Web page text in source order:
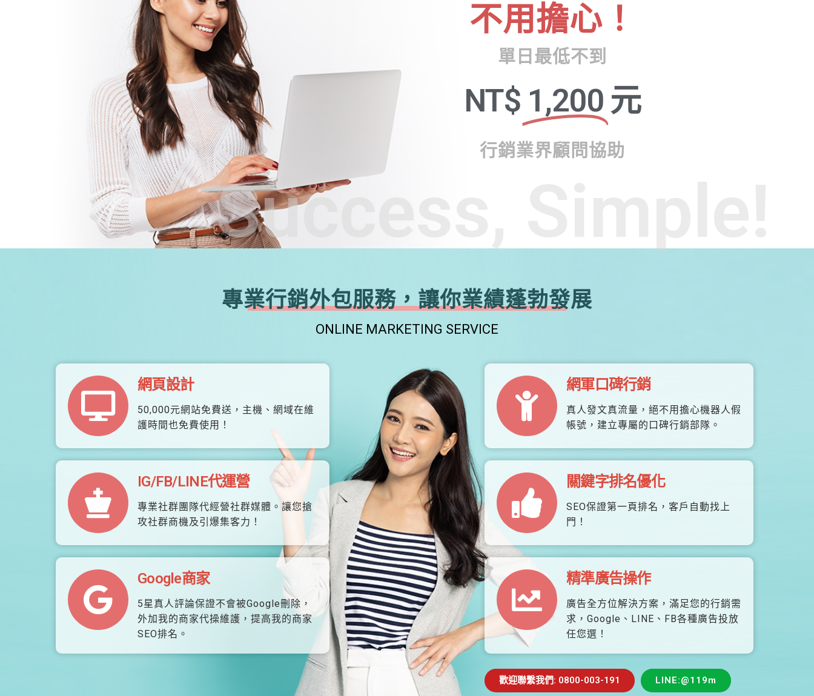
Success, Simple!
不用擔心！
單日最低不到
NT$ 1,200 元
行銷業界顧問協助
專業行銷外包服務，讓你業績蓬勃發展
ONLINE MARKETING SERVICE
網頁設計
50,000元網站免費送，主機、網域在維
護時間也免費使用！
IG/FB/LINE代運營
專業社群團隊代經營社群媒體。讓您搶
攻社群商機及引爆集客力！
Google商家
5星真人評論保證不會被Google刪除，
外加我的商家代操維護，提高我的商家
SEO排名。
網軍口碑行銷
真人發文真流量，絕不用擔心機器人假
帳號，建立專屬的口碑行銷部隊。
關鍵字排名優化
SEO保證第一頁排名，客戶自動找上
門！
精準廣告操作
廣告全方位解決方案，滿足您的行銷需
求，Google、LINE、FB各種廣告投放
任您選！
歡迎聯繫我們: 0800-003-191 LINE:@119m